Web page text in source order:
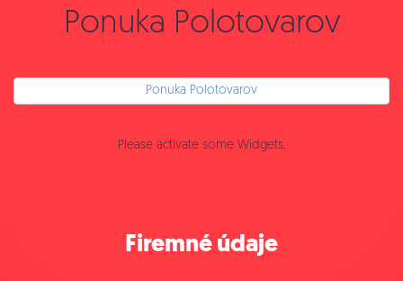
Ponuka Polotovarov
Ponuka Polotovarov
Please activate some Widgets.
Firemné údaje